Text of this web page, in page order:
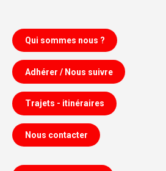
Qui sommes nous ?
Adhérer / Nous suivre
Trajets - itinéraires
Nous contacter